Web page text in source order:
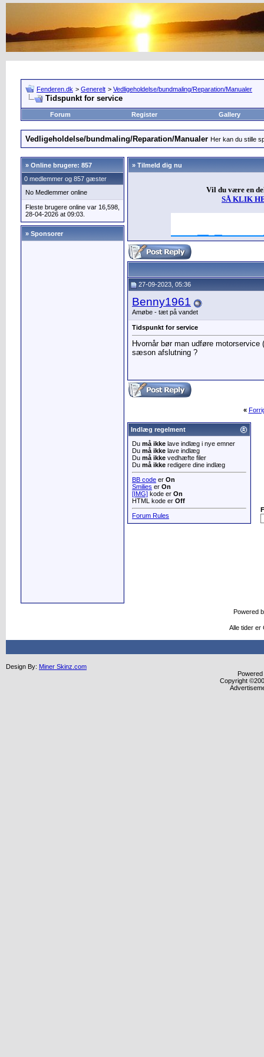
Fenderen.dk > Generelt > Vedligeholdelse/bundmaling/Reparation/Manualer
Tidspunkt for service
Forum Register Gallery
Vedligeholdelse/bundmaling/Reparation/Manualer Her kan du stille
» Online brugere: 857
0 medlemmer og 857 gæster
No Medlemmer online
Fleste brugere online var 16,598,
28-04-2026 at 09:03.
» Sponsorer
» Tilmeld dig nu
Vil du være en
SÅ KLIK
27-09-2023, 05:36
Benny1961
Amøbe - tæt på vandet
Tidspunkt for service
Hvornår bør man udføre
sæson afslutning ?
«
Indlæg regelment
Du må ikke lave indlæg i nye emner
Du må ikke lave indlæg
Du må ikke vedhæfte filer
Du må ikke redigere dine indlæg
BB code er On
Smilies er On
[IMG] kode er On
HTML kode er Off
Forum Rules
Powered
Alle tider er
Design By: Miner Skinz.com
Copyright